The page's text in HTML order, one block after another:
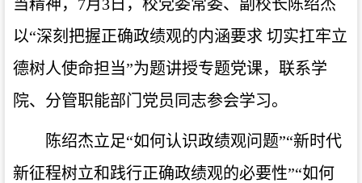
当精神，7月3日，校党委常委、副校长陈绍杰
以“深刻把握正确政绩观的内涵要求 切实扛牢立
德树人使命担当”为题讲授专题党课，联系学
院、分管职能部门党员同志参会学习。
陈绍杰立足“如何认识政绩观问题”“新时代
新征程树立和践行正确政绩观的必要性”“如何